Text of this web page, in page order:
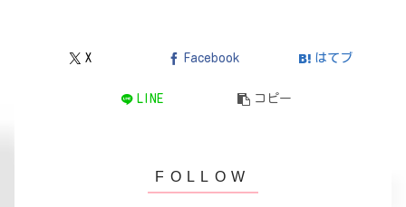
X Facebook はてブ
LINE コピー